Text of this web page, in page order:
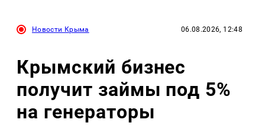
Новости Крыма 06.08.2026, 12:48
Крымский бизнес
получит займы под 5%
на генераторы